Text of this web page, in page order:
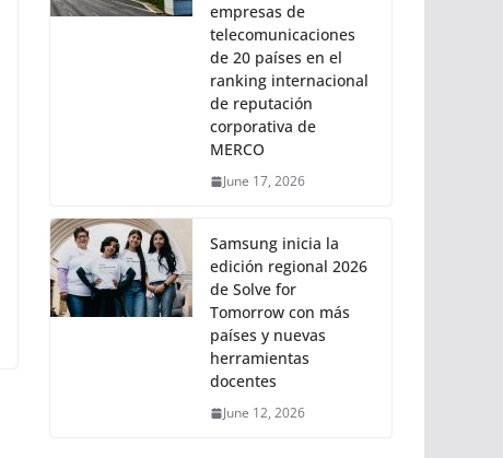
empresas de
telecomunicaciones
de 20 países en el
ranking internacional
de reputación
corporativa de
MERCO
June 17, 2026
Samsung inicia la
edición regional 2026
de Solve for
Tomorrow con más
países y nuevas
herramientas
docentes
June 12, 2026